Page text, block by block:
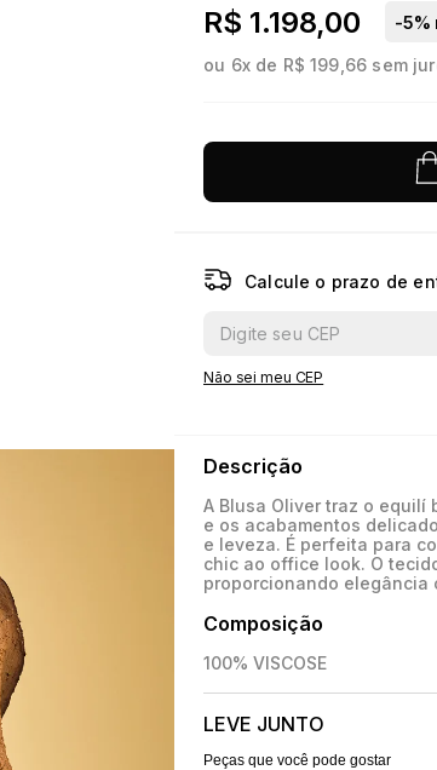
R$ 1.198,00 -5%
ou 6x de R$ 199,66 sem
Calcule o prazo de
Não sei meu CEP
Descrição
A Blusa Oliver traz o
e os acabamentos
e leveza. É perfeita para
chic ao office look. O
proporcionando elegância
Composição
100% VISCOSE
LEVE JUNTO
Peças que você pode gostar